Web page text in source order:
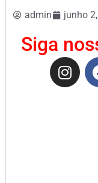
admin junho
Siga